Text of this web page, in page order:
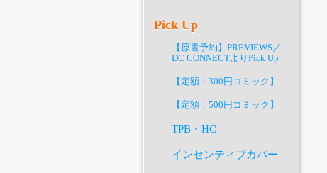
Pick Up
【原書予約】PREVIEWS／
DC CONNECTよりPick Up
【定額：300円コミック】
【定額：500円コミック】
TPB・HC
インセンティブカバー